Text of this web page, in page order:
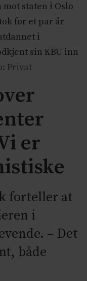
mot staten i Oslo
for et par år
i
sin KBU inn
Privat
er
forteller at
i
– Det
både